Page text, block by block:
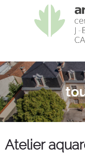
Atelier